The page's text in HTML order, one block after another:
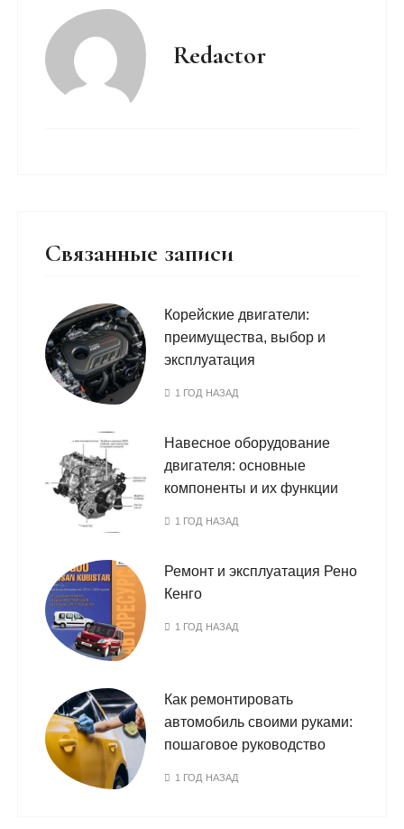
Redactor
Связанные записи
Корейские двигатели:
преимущества, выбор и
эксплуатация
1 ГОД НАЗАД
Навесное оборудование
двигателя: основные
компоненты и их функции
1 ГОД НАЗАД
Ремонт и эксплуатация Рено
Кенго
1 ГОД НАЗАД
Как ремонтировать
автомобиль своими руками:
пошаговое руководство
1 ГОД НАЗАД